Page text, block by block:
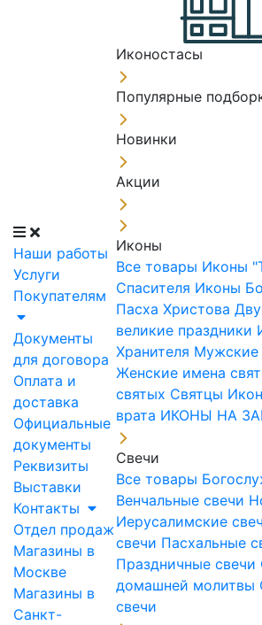
Наши работы
Услуги
Покупателям
Документы
для договора
Оплата и
доставка
Официальные
документы
Реквизиты
Выставки
Контакты
Отдел продаж
Магазины в
Москве
Магазины в
Санкт-
Иконостасы
Популярные
Новинки
Акции
Иконы
Все товары Иконы
Спасителя Иконы
Пасха Христова
великие праздники
Хранителя Мужские
Женские имена
святых Святцы
врата ИКОНЫ НА
Свечи
Все товары
Венчальные свечи
Иерусалимские
свечи Пасхальные
Праздничные свечи
домашней молитвы
свечи